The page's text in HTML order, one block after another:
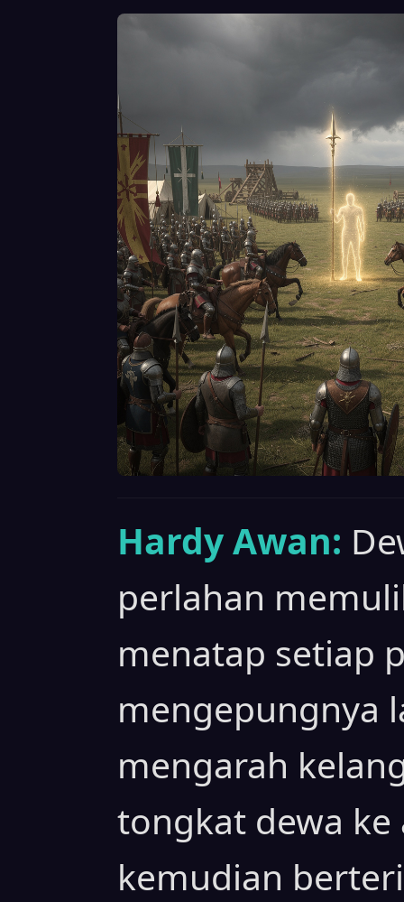
Hardy Awan:
perlahan
menatap setiap
mengepungnya
mengarah
tongkat dewa ke
kemudian